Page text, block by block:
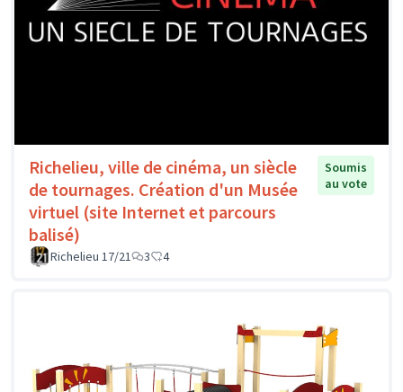
Richelieu, ville de cinéma, un siècle
de tournages. Création d'un Musée
virtuel (site Internet et parcours
balisé)
Soumis
au vote
Richelieu 17/21 3 4